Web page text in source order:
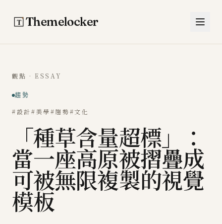
Themelocker
觀點 · ESSAY
趨勢
#設計#美學#趨勢#文化
「種草含量超標」：
當一座高原被摺疊成
可被無限複製的視覺
模板